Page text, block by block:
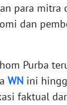
para mitra
dan
Purba
WN ini
faktual